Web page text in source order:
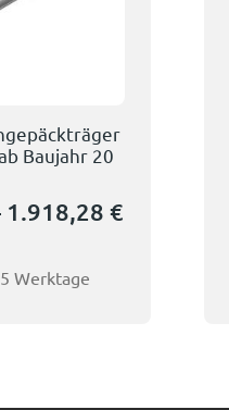
Baujahr 20
1.918,28 €
Werktage